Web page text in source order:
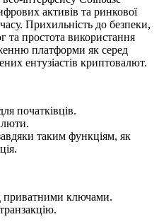
активів та ринкової
Прихильність до безпеки,
простота використання
платформи як серед
ентузіастів криптовалют.
початківців.
таким функціям, як
приватними ключами.